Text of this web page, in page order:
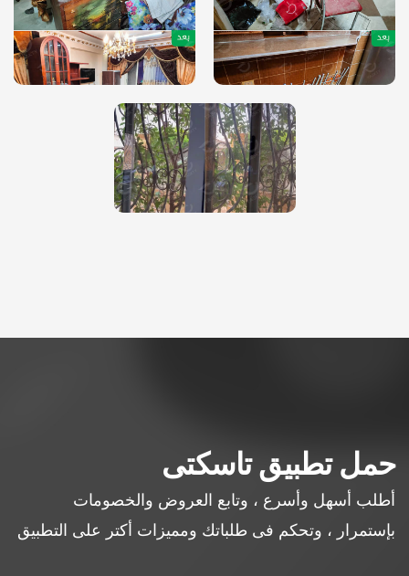
حمل تطبيق تاسكتى
أطلب أسهل وأسرع ، وتابع العروض والخصومات
بإستمرار ، وتحكم فى طلباتك ومميزات أكتر على التطبيق